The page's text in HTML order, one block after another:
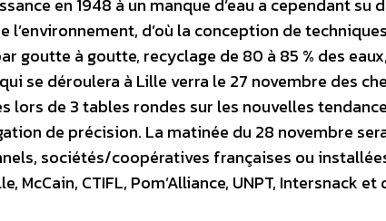
en 1948 à un manque d’eau a cependant su
d’où la conception de
goutte à goutte, recyclage de 80 à 85 % des
se déroulera à Lille verra le 27 novembre des
lors de 3 tables rondes sur les nouvelles
de précision. La matinée du 28 novembre
sociétés/coopératives françaises ou
McCain, CTIFL, Pom’Alliance, UNPT, Intersnack